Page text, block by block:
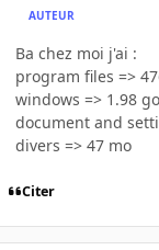
AUTEUR
Ba chez moi j'ai :
program files =>
windows => 1.98 go
document and
divers => 47 mo
Citer